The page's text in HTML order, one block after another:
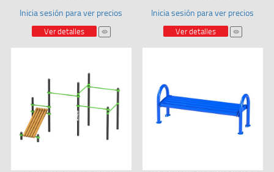
Inicia sesión para ver precios
Ver detalles
Inicia sesión para ver precios
Ver detalles